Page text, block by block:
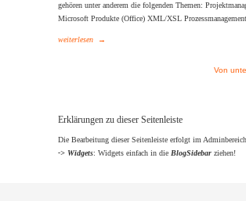
gehören unter anderem die folgenden Themen:
Microsoft Produkte (Office) XML/XSL Prozessmanagement
weiterlesen →
Von
Erklärungen zu dieser Seitenleiste
Die Bearbeitung dieser Seitenleiste erfolgt im
-> Widgets: Widgets einfach in die BlogSidebar ziehen!